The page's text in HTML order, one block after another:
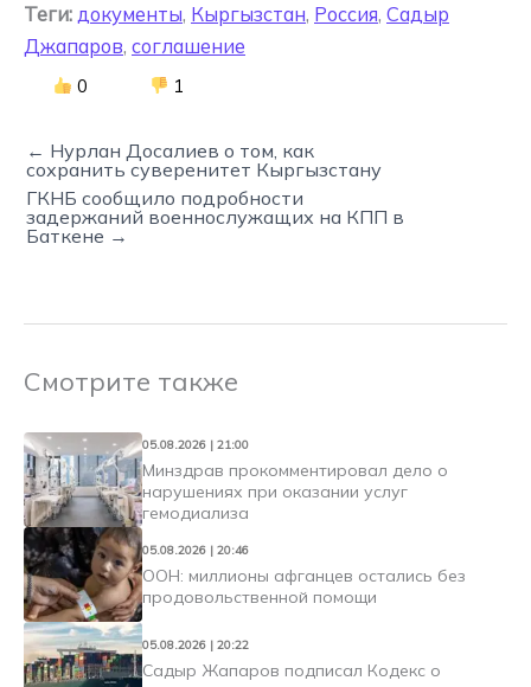
Теги: документы, Кыргызстан, Россия, Садыр
Джапаров, соглашение
0 1
← Нурлан Досалиев о том, как
сохранить суверенитет Кыргызстану
ГКНБ сообщило подробности
задержаний военнослужащих на КПП в
Баткене →
Смотрите также
05.08.2026 | 21:00
Минздрав прокомментировал дело о
нарушениях при оказании услуг
гемодиализа
05.08.2026 | 20:46
ООН: миллионы афганцев остались без
продовольственной помощи
05.08.2026 | 20:22
Садыр Жапаров подписал Кодекс о